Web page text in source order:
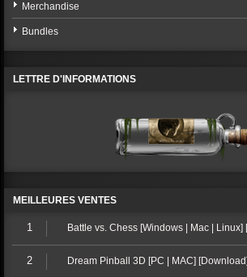
Merchandise
Bundles
LETTRE D'INFORMATIONS
MEILLEURES VENTES
1 Battle vs. Chess [Windows | Mac | Linux]
2 Dream Pinball 3D [PC | MAC] [Download]